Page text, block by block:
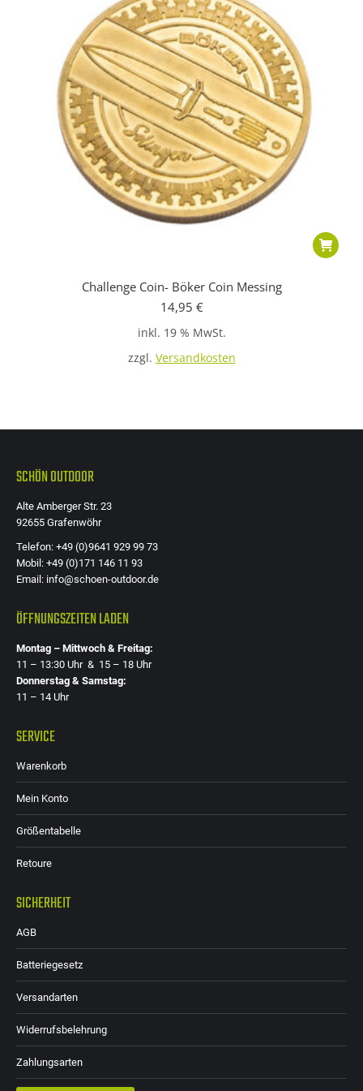
Challenge Coin- Böker Coin Messing
14,95 €
inkl. 19 % MwSt.
zzgl. Versandkosten
SCHÖN OUTDOOR
Alte Amberger Str. 23
92655 Grafenwöhr
Telefon: +49 (0)9641 929 99 73
Mobil: +49 (0)171 146 11 93
Email: info@schoen-outdoor.de
ÖFFNUNGSZEITEN LADEN
Montag – Mittwoch & Freitag:
11 – 13:30 Uhr & 15 – 18 Uhr
Donnerstag & Samstag:
11 – 14 Uhr
SERVICE
Warenkorb
Mein Konto
Größentabelle
Retoure
SICHERHEIT
AGB
Batteriegesetz
Versandarten
Widerrufsbelehrung
Zahlungsarten